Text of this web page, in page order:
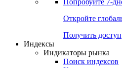
Попробуйте 7-
Откройте
Получить доступ
Индексы
Индикаторы рынка
Поиск индексов